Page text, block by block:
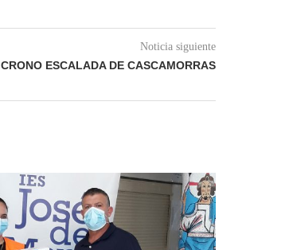
Noticia siguiente
CRONO ESCALADA DE CASCAMORRAS